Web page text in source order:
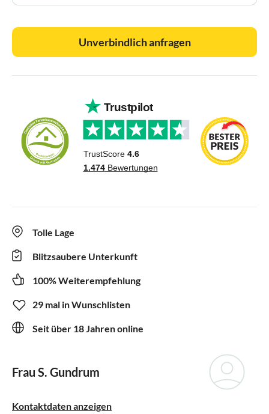
Unverbindlich anfragen
Tolle Lage
Blitzsaubere Unterkunft
100% Weiterempfehlung
29 mal in Wunschlisten
Seit über 18 Jahren online
Frau S. Gundrum
Kontaktdaten anzeigen